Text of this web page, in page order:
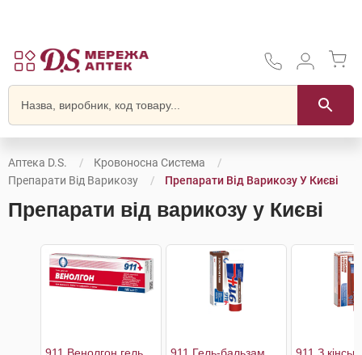
Аптека D.S.
Кровоносна Система
Препарати Від Варикозу
Препарати Від Варикозу У Києві
Препарати від варикозу у Києві